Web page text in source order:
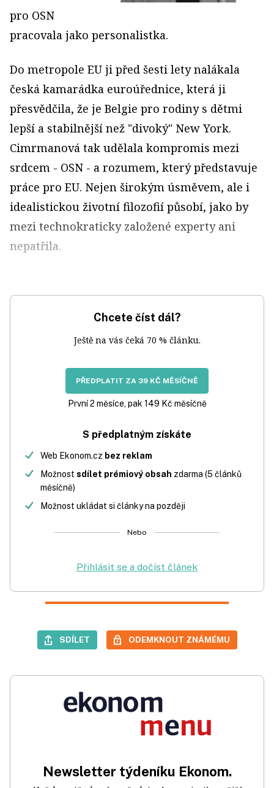
pro OSN
pracovala jako personalistka.
Do metropole EU ji před šesti lety nalákala
česká kamarádka euroúřednice, která ji
přesvědčila, že je Belgie pro rodiny s dětmi
lepší a stabilnější než "divoký" New York.
Cimrmanová tak udělala kompromis mezi
srdcem - OSN - a rozumem, který představuje
práce pro EU. Nejen širokým úsměvem, ale i
idealistickou životní filozofií působí, jako by
mezi technokraticky založené experty ani
nepatřila.
Chcete číst dál?
Ještě na vás čeká 70 % článku.
PŘEDPLATIT ZA 39 KČ MĚSÍČNĚ
První 2 měsíce, pak 149 Kč měsíčně
S předplatným získáte
Web Ekonom.cz bez reklam
Možnost sdílet prémiový obsah zdarma (5 článků
měsíčně)
Možnost ukládat si články na později
Nebo
Přihlásit se a dočíst článek
SDÍLET ODEMKNOUT ZNÁMÉMU
Newsletter týdeníku Ekonom.